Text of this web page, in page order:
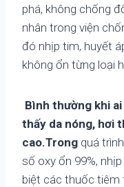
phá, không chống
nhân trong viện
đó nhịp tim, huyết
không ổn từng loại
Bình thường khi
thấy da nóng, hơi
cao.Trong quá
số oxy ổn 99%,
biệt các thuốc tiêm